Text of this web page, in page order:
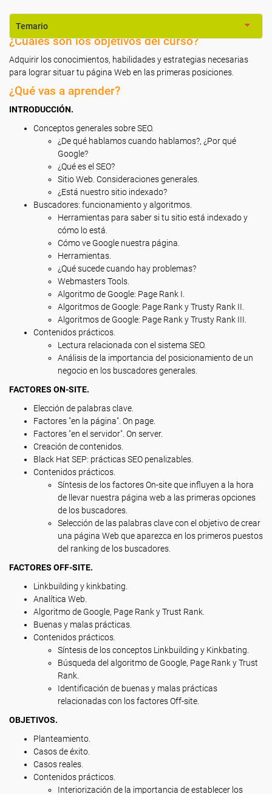
Temario
¿Cuáles son los objetivos del curso?
Adquirir los conocimientos, habilidades y estrategias necesarias
para lograr situar tu página Web en las primeras posiciones.
¿Qué vas a aprender?
INTRODUCCIÓN.
Conceptos generales sobre SEO.
¿De qué hablamos cuando hablamos?, ¿Por qué
Google?
¿Qué es el SEO?
Sitio Web. Consideraciones generales.
¿Está nuestro sitio indexado?
Buscadores: funcionamiento y algoritmos.
Herramientas para saber si tu sitio está indexado y
cómo lo está.
Cómo ve Google nuestra página.
Herramientas.
¿Qué sucede cuando hay problemas?
Webmasters Tools.
Algoritmo de Google: Page Rank I.
Algoritmos de Google: Page Rank y Trusty Rank II.
Algoritmos de Google: Page Rank y Trusty Rank III.
Contenidos prácticos.
Lectura relacionada con el sistema SEO.
Análisis de la importancia del posicionamiento de un
negocio en los buscadores generales.
FACTORES ON-SITE.
Elección de palabras clave.
Factores "en la página". On page.
Factores "en el servidor". On server.
Creación de contenidos.
Black Hat SEP: prácticas SEO penalizables.
Contenidos prácticos.
Síntesis de los factores On-site que influyen a la hora
de llevar nuestra página web a las primeras opciones
de los buscadores.
Selección de las palabras clave con el objetivo de crear
una página Web que aparezca en los primeros puestos
del ranking de los buscadores.
FACTORES OFF-SITE.
Linkbuilding y kinkbating.
Analítica Web.
Algoritmo de Google, Page Rank y Trust Rank.
Buenas y malas prácticas.
Contenidos prácticos.
Síntesis de los conceptos Linkbuilding y Kinkbating.
Búsqueda del algoritmo de Google, Page Rank y Trust
Rank.
Identificación de buenas y malas prácticas
relacionadas con los factores Off-site.
OBJETIVOS.
Planteamiento.
Casos de éxito.
Casos reales.
Contenidos prácticos.
Interiorización de la importancia de establecer los